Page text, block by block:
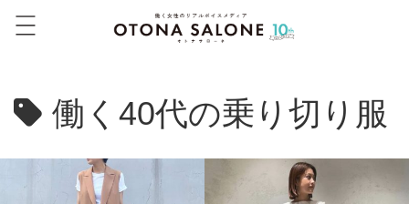
働く40代の乗り切り服